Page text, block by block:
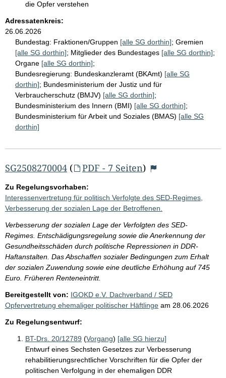
die Opfer verstehen
Adressatenkreis:
26.06.2026
Bundestag: Fraktionen/Gruppen [alle SG dorthin]; Gremien
[alle SG dorthin]; Mitglieder des Bundestages [alle SG dorthin];
Organe [alle SG dorthin];
Bundesregierung: Bundeskanzleramt (BKAmt) [alle SG
dorthin]; Bundesministerium der Justiz und für
Verbraucherschutz (BMJV) [alle SG dorthin];
Bundesministerium des Innern (BMI) [alle SG dorthin];
Bundesministerium für Arbeit und Soziales (BMAS) [alle SG
dorthin]
SG2508270004 ( PDF - 7 Seiten)
Zu Regelungsvorhaben:
Interessenvertretung für politisch Verfolgte des SED-Regimes,
Verbesserung der sozialen Lage der Betroffenen.
Verbesserung der sozialen Lage der Verfolgten des SED-
Regimes. Entschädigungsregelung sowie die Anerkennung der
Gesundheitsschäden durch politische Repressionen in DDR-
Haftanstalten. Das Abschaffen sozialer Bedingungen zum Erhalt
der sozialen Zuwendung sowie eine deutliche Erhöhung auf 745
Euro. Früheren Renteneintritt.
Bereitgestellt von: IGOKD e.V. Dachverband / SED
Opfervertretung ehemaliger politischer Häftlinge am 28.06.2026
Zu Regelungsentwurf:
BT-Drs. 20/12789 (Vorgang) [alle SG hierzu]
Entwurf eines Sechsten Gesetzes zur Verbesserung
rehabilitierungsrechtlicher Vorschriften für die Opfer der
politischen Verfolgung in der ehemaligen DDR